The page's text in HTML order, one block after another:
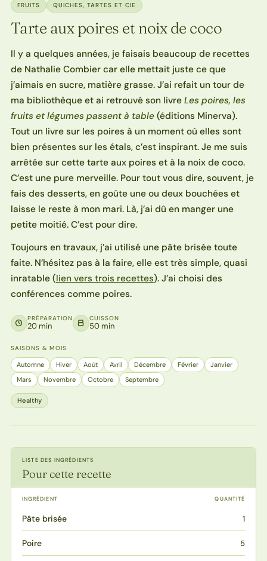
FRUITS QUICHES, TARTES ET CIE
Tarte aux poires et noix de coco
Il y a quelques années, je faisais beaucoup de recettes
de Nathalie Combier car elle mettait juste ce que
j’aimais en sucre, matière grasse. J’ai refait un tour de
ma bibliothèque et ai retrouvé son livre Les poires, les
fruits et légumes passent à table(éditions Minerva).
Tout un livre sur les poires à un moment où elles sont
bien présentes sur les étals, c’est inspirant. Je me suis
arrêtée sur cette tarte aux poires et à la noix de coco.
C’est une pure merveille. Pour tout vous dire, souvent, je
fais des desserts, en goûte une ou deux bouchées et
laisse le reste à mon mari. Là, j’ai dû en manger une
petite moitié. C’est pour dire.
Toujours en travaux, j’ai utilisé une pâte brisée toute
faite. N’hésitez pas à la faire, elle est très simple, quasi
inratable (lien vers trois recettes). J’ai choisi des
conférences comme poires.
PRÉPARATION
20 min
CUISSON
50 min
SAISONS & MOIS
Automne Hiver Août Avril Décembre Février
Janvier
Mars
Novembre Octobre Septembre
Healthy
LISTE DES INGRÉDIENTS
Pour cette recette
INGRÉDIENT QUANTITÉ
Pâte brisée 1
Poire 5